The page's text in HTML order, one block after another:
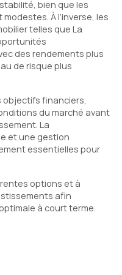
bien que les
À l’inverse, les
telles que La
des rendements plus
de risque plus
objectifs financiers,
du marché avant
La
et une gestion
essentielles pour
options et à
afin
à court terme.